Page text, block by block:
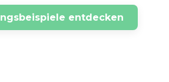
entdecken